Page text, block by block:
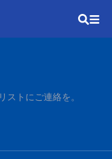
ストにご連絡を。